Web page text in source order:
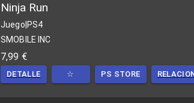
Ninja Run
Juego PS4
SMOBILE INC
7,99 €
DETALLE ☆ PS STORE